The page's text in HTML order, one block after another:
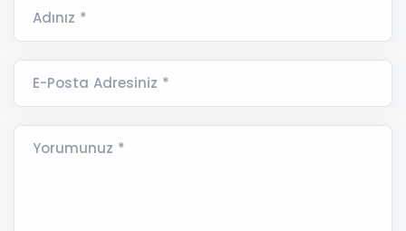
Adınız *
E-Posta Adresiniz *
Yorumunuz *